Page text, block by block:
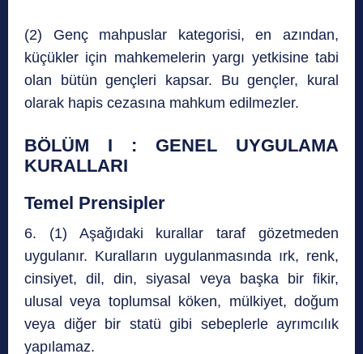
(2) Genç mahpuslar kategorisi, en azından,
küçükler için mahkemelerin yargı yetkisine tabi
olan bütün gençleri kapsar. Bu gençler, kural
olarak hapis cezasına mahkum edilmezler.
BÖLÜM I : GENEL UYGULAMA
KURALLARI
Temel Prensipler
6. (1) Aşağıdaki kurallar taraf gözetmeden
uygulanır. Kuralların uygulanmasında ırk, renk,
cinsiyet, dil, din, siyasal veya başka bir fikir,
ulusal veya toplumsal köken, mülkiyet, doğum
veya diğer bir statü gibi sebeplerle ayrımcılık
yapılamaz.